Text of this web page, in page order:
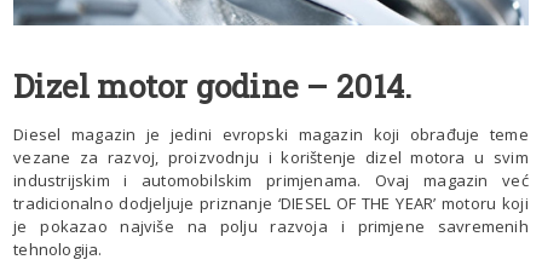
Dizel motor godine – 2014.
Diesel magazin je jedini evropski magazin koji obrađuje teme
vezane za razvoj, proizvodnju i korištenje dizel motora u svim
industrijskim i automobilskim primjenama. Ovaj magazin već
tradicionalno dodjeljuje priznanje ‘DIESEL OF THE YEAR’ motoru koji
je pokazao najviše na polju razvoja i primjene savremenih
tehnologija.